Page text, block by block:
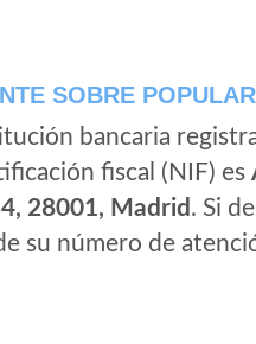
SOBRE POPULAR
bancaria
fiscal (NIF) es
28001, Madrid . Si
su número de